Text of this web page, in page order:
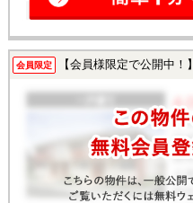
会員限定 【会員様限定で公開中！】